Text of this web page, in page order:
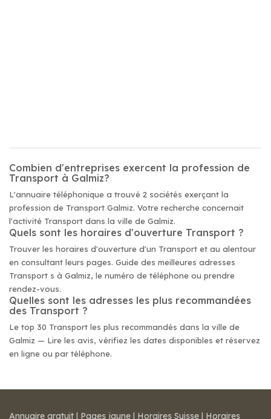
Combien d'entreprises exercent la profession de
Transport à Galmiz?
L'annuaire téléphonique a trouvé 2 sociétés exerçant la
profession de Transport Galmiz. Votre recherche concernait
l'activité Transport dans la ville de Galmiz.
Quels sont les horaires d'ouverture Transport ?
Trouver les horaires d'ouverture d'un Transport et au alentour
en consultant leurs pages. Guide des meilleures adresses
Transport s à Galmiz, le numéro de téléphone ou prendre
rendez-vous.
Quelles sont les adresses les plus recommandées
des Transport ?
Le top 30 Transport les plus recommandés dans la ville de
Galmiz — Lire les avis, vérifiez les dates disponibles et réservez
en ligne ou par téléphone.
Annuaire gratuit | Pages jaune | Horaires Suisse | Horaires